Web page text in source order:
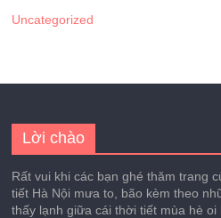
Uncategorized
Lời chào
Rất vui khi các bạn ghé thăm trang
tiết Hà Nội mưa to, bão kèm theo
thấy lạnh giữa cái thời tiết mùa hè